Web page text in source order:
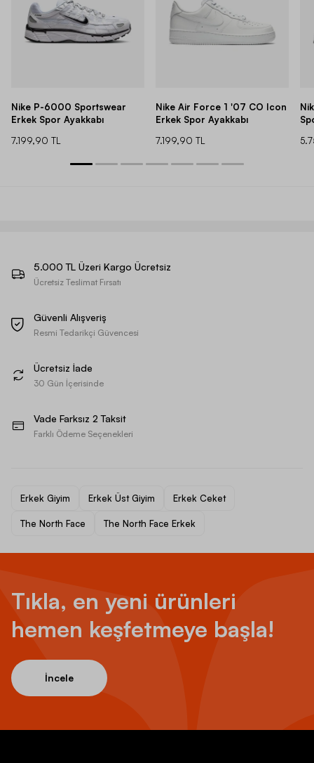
Nike P-6000 Sportswear
Erkek Spor Ayakkabı
7.199,90 TL
Nike Air Force 1 '07 CO Icon
Erkek Spor Ayakkabı
7.199,90 TL
5.000 TL Üzeri Kargo Ücretsiz
Ücretsiz Teslimat Fırsatı
Güvenli Alışveriş
Resmi Tedarikçi Güvencesi
Ücretsiz İade
30 Gün İçerisinde
Vade Farksız 2 Taksit
Farklı Ödeme Seçenekleri
Erkek Giyim Erkek Üst Giyim Erkek Ceket
The North Face The North Face Erkek
Tıkla, en yeni ürünleri
hemen keşfetmeye başla!
İncele